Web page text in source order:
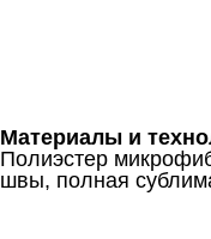
Материалы и
Полиэстер
швы, полная